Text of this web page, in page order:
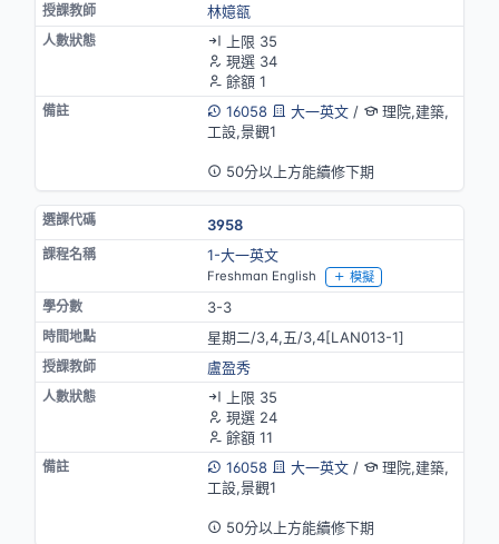
林嬑㼸
上限 35
現選 34
餘額 1
16058
大一英文/
理院,建築,
工設,景觀1
50分以上方能續修下期
3958
1-大一英文
Freshman English 模擬
3-3
星期二/3,4,五/3,4[LAN013-1]
盧盈秀
上限 35
現選 24
餘額 11
16058
大一英文/
理院,建築,
工設,景觀1
50分以上方能續修下期